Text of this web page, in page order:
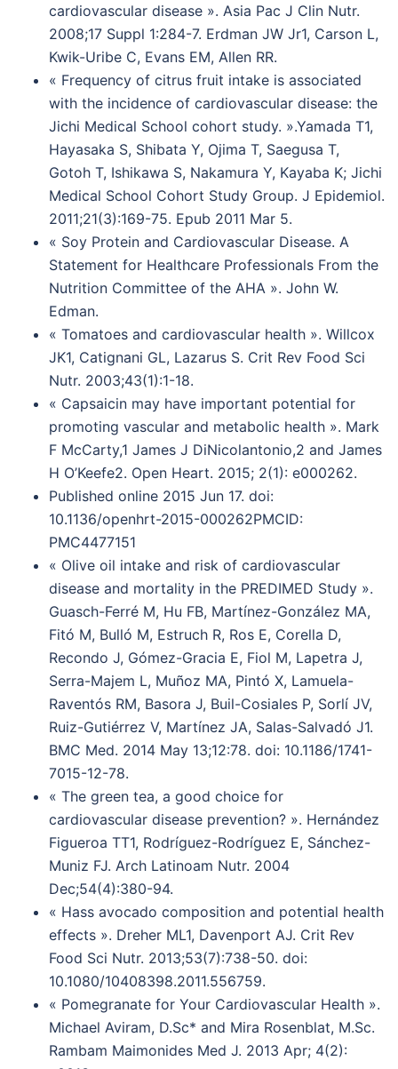
cardiovascular disease ». Asia Pac J Clin Nutr.
2008;17 Suppl 1:284-7. Erdman JW Jr1, Carson L,
Kwik-Uribe C, Evans EM, Allen RR.
« Frequency of citrus fruit intake is associated
with the incidence of cardiovascular disease: the
Jichi Medical School cohort study. ».Yamada T1,
Hayasaka S, Shibata Y, Ojima T, Saegusa T,
Gotoh T, Ishikawa S, Nakamura Y, Kayaba K; Jichi
Medical School Cohort Study Group. J Epidemiol.
2011;21(3):169-75. Epub 2011 Mar 5.
« Soy Protein and Cardiovascular Disease. A
Statement for Healthcare Professionals From the
Nutrition Committee of the AHA ». John W.
Edman.
« Tomatoes and cardiovascular health ». Willcox
JK1, Catignani GL, Lazarus S. Crit Rev Food Sci
Nutr. 2003;43(1):1-18.
« Capsaicin may have important potential for
promoting vascular and metabolic health ». Mark
F McCarty,1 James J DiNicolantonio,2 and James
H O’Keefe2. Open Heart. 2015; 2(1): e000262.
Published online 2015 Jun 17. doi:
10.1136/openhrt-2015-000262PMCID:
PMC4477151
« Olive oil intake and risk of cardiovascular
disease and mortality in the PREDIMED Study ».
Guasch-Ferré M, Hu FB, Martínez-González MA,
Fitó M, Bulló M, Estruch R, Ros E, Corella D,
Recondo J, Gómez-Gracia E, Fiol M, Lapetra J,
Serra-Majem L, Muñoz MA, Pintó X, Lamuela-
Raventós RM, Basora J, Buil-Cosiales P, Sorlí JV,
Ruiz-Gutiérrez V, Martínez JA, Salas-Salvadó J1.
BMC Med. 2014 May 13;12:78. doi: 10.1186/1741-
7015-12-78.
« The green tea, a good choice for
cardiovascular disease prevention? ». Hernández
Figueroa TT1, Rodríguez-Rodríguez E, Sánchez-
Muniz FJ. Arch Latinoam Nutr. 2004
Dec;54(4):380-94.
« Hass avocado composition and potential health
effects ». Dreher ML1, Davenport AJ. Crit Rev
Food Sci Nutr. 2013;53(7):738-50. doi:
10.1080/10408398.2011.556759.
« Pomegranate for Your Cardiovascular Health ».
Michael Aviram, D.Sc* and Mira Rosenblat, M.Sc.
Rambam Maimonides Med J. 2013 Apr; 4(2):